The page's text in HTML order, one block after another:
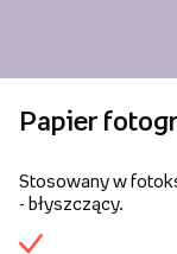
Papier
Stosowany w
- błyszczący.